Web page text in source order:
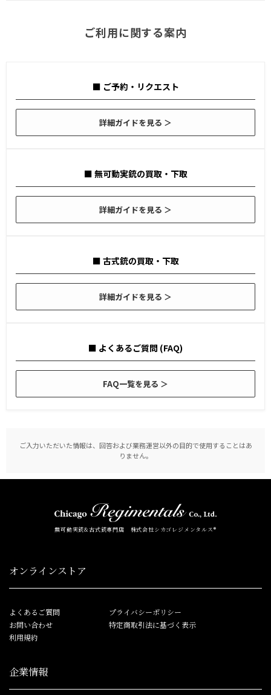
ご利用に関する案内
■ ご予約・リクエスト
詳細ガイドを見る ＞
■ 無可動実銃の買取・下取
詳細ガイドを見る ＞
■ 古式銃の買取・下取
詳細ガイドを見る ＞
■ よくあるご質問 (FAQ)
FAQ一覧を見る ＞
ご入力いただいた情報は、回答および業務運営以外の目的で使用することはあ
りません。
無可動実銃&古式銃専門店 株式会社シカゴレジメンタルス®
オンラインストア
よくあるご質問
お問い合わせ
利用規約
プライバシーポリシー
特定商取引法に基づく表示
企業情報